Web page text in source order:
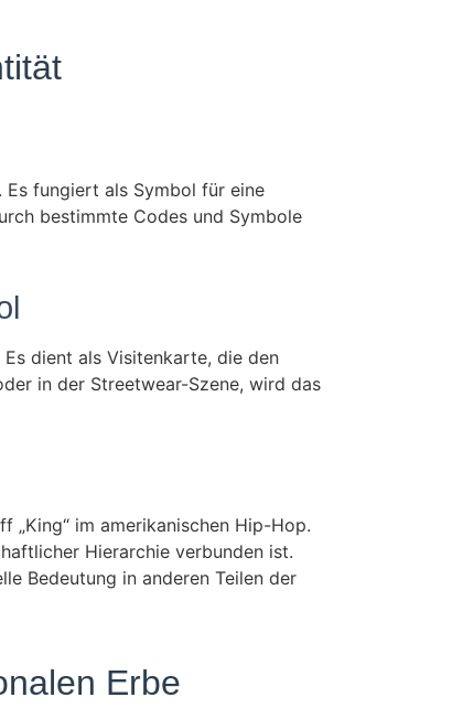
Es fungiert als Symbol für eine
bestimmte Codes und Symbole
dient als Visitenkarte, die den
in der Streetwear-Szene, wird das
„King“ im amerikanischen Hip-Hop.
Hierarchie verbunden ist.
Bedeutung in anderen Teilen der
Erbe